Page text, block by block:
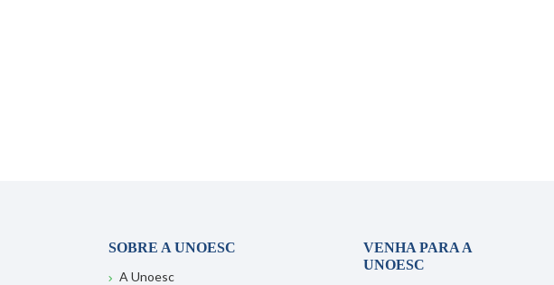
SOBRE A UNOESC
A Unoesc
VENHA PARA A
UNOESC